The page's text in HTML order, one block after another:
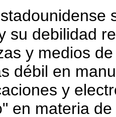
su debilidad
y medios
débil en
y
en materia